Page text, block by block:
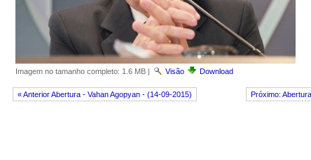
Imagem no tamanho completo: 1.6 MB| Visão Download
« Anterior Abertura - Vahan Agopyan - (14-09-2015) Próximo: